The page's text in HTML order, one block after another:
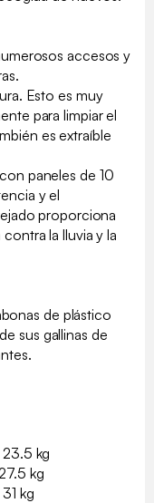
accesos y
Esto es muy
para limpiar el
es extraíble
paneles de 10
y el
proporciona
la lluvia y la
de plástico
sus gallinas de
kg
kg
kg